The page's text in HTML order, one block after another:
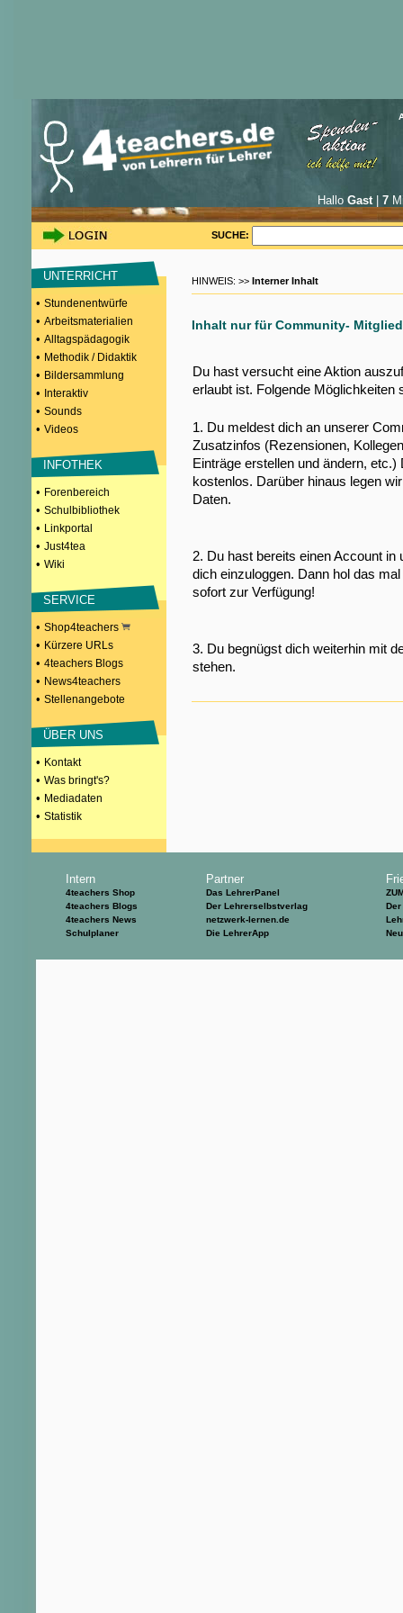
Hallo Gast| 7
SUCHE:
UNTERRICHT
• Stundenentwürfe
• Arbeitsmaterialien
• Alltagspädagogik
• Methodik / Didaktik
• Bildersammlung
• Interaktiv
• Sounds
• Videos
INFOTHEK
• Forenbereich
• Schulbibliothek
• Linkportal
• Just4tea
• Wiki
SERVICE
• Shop4teachers
• Kürzere URLs
• 4teachers Blogs
• News4teachers
• Stellenangebote
ÜBER UNS
• Kontakt
• Was bringt's?
• Mediadaten
• Statistik
HINWEIS: >> Interner Inhalt
Inhalt nur für Community-
Du hast versucht eine Aktion
erlaubt ist. Folgende Möglichkeiten
1. Du meldest dich an unserer
Zusatzinfos (Rezensionen,
Einträge erstellen und ändern,
kostenlos. Darüber hinaus legen
Daten.
2. Du hast bereits einen Account
dich einzuloggen. Dann hol das
sofort zur Verfügung!
3. Du begnügst dich weiterhin mit
stehen.
Intern
4teachers Shop
4teachers Blogs
4teachers News
Schulplaner
Partner
Das LehrerPanel
Der Lehrerselbstverlag
netzwerk-lernen.de
Die LehrerApp